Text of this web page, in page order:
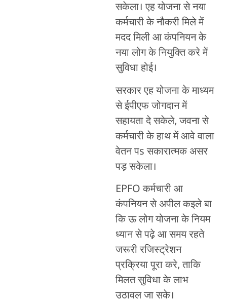
सकेला। एह योजना से नया
कर्मचारी के नौकरी मिले में
मदद मिली आ कंपनियन के
नया लोग के नियुक्ति करे में
सुविधा होई।
सरकार एह योजना के माध्यम
से ईपीएफ जोगदान में
सहायता दे सकेले, जवना से
कर्मचारी के हाथ में आवे वाला
वेतन पs सकारात्मक असर
पड़ सकेला।
EPFO कर्मचारी आ
कंपनियन से अपील कइले बा
कि ऊ लोग योजना के नियम
ध्यान से पढ़े आ समय रहते
जरूरी रजिस्ट्रेशन
प्रक्रिया पूरा करे, ताकि
मिलत सुविधा के लाभ
उठावल जा सके।